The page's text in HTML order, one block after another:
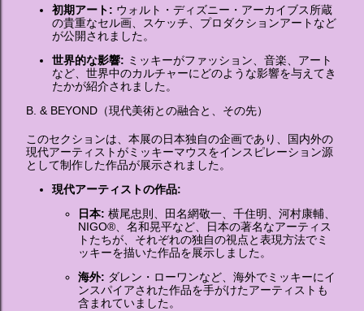
初期アート: ウォルト・ディズニー・アーカイブス所蔵
の貴重なセル画、スケッチ、プロダクションアートなど
が公開されました。
世界的な影響: ミッキーがファッション、音楽、アート
など、世界中のカルチャーにどのような影響を与えてき
たかが紹介されました。
B. & BEYOND（現代美術との融合と、その先）
このセクションは、本展の日本独自の企画であり、国内外の
現代アーティストがミッキーマウスをインスピレーション源
として制作した作品が展示されました。
現代アーティストの作品:
日本: 横尾忠則、田名網敬一、千住明、河村康輔、
NIGO®、名和晃平など、日本の著名なアーティス
トたちが、それぞれの独自の視点と表現方法でミ
ッキーを描いた作品を展示しました。
海外: ダレン・ローワンなど、海外でミッキーにイ
ンスパイアされた作品を手がけたアーティストも
含まれていました。